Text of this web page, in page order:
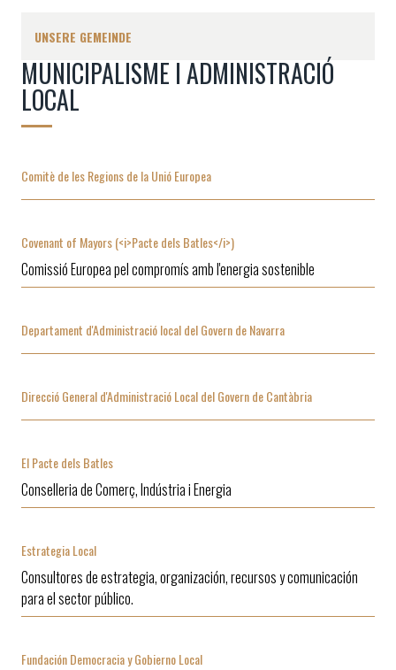
UNSERE GEMEINDE
MUNICIPALISME I ADMINISTRACIÓ
LOCAL
Comitè de les Regions de la Unió Europea
Covenant of Mayors (<i>Pacte dels Batles</i>)
Comissió Europea pel compromís amb l'energia sostenible
Departament d'Administració local del Govern de Navarra
Direcció General d'Administració Local del Govern de Cantàbria
El Pacte dels Batles
Conselleria de Comerç, Indústria i Energia
Estrategia Local
Consultores de estrategia, organización, recursos y comunicación
para el sector público.
Fundación Democracia y Gobierno Local